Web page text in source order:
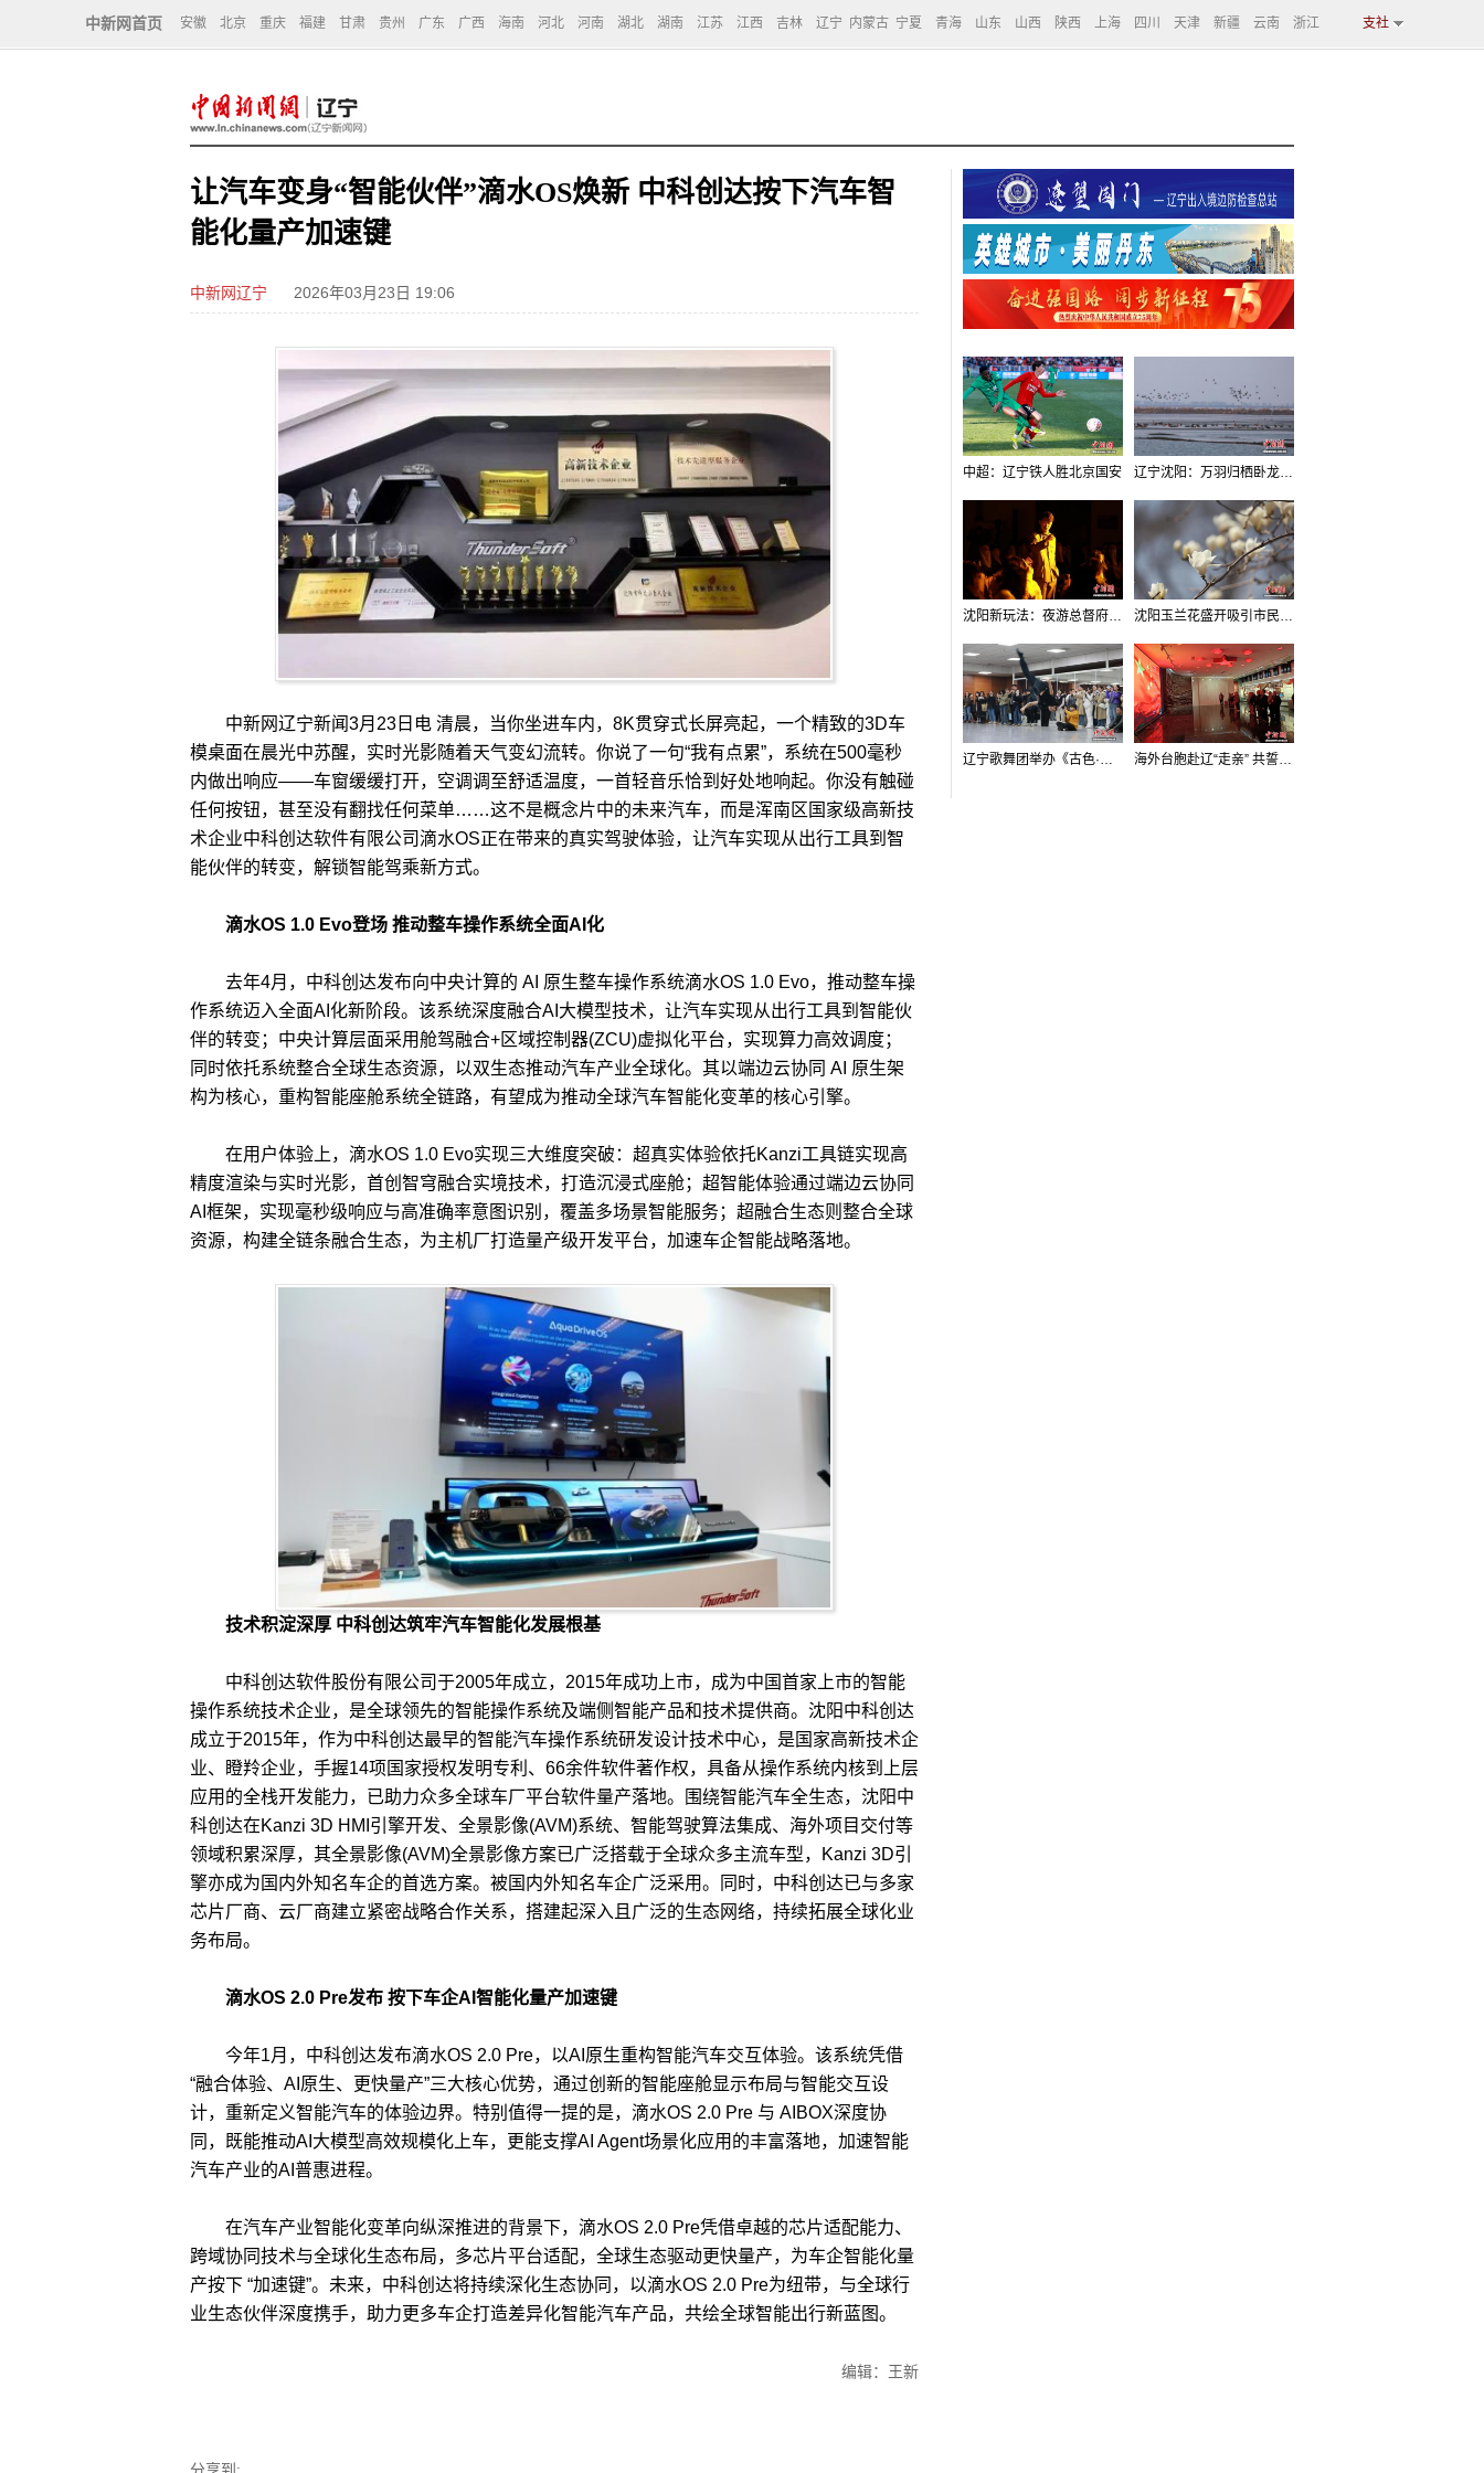
中新网首页 安徽 北京 重庆 福建 甘肃 贵州 广东 广西 海南 河北 河南 湖北 湖南 江苏 江西 吉林 辽宁 内蒙古 宁夏 青海 山东 山西 陕西 上海 四川 天津 新疆 云南 浙江 支社
让汽车变身“智能伙伴”滴水OS焕新 中科创达按下汽车智
能化量产加速键
中新网辽宁 2026年03月23日 19:06
中新网辽宁新闻3月23日电 清晨，当你坐进车内，8K贯穿式长屏亮起，一个精致的3D车
模桌面在晨光中苏醒，实时光影随着天气变幻流转。你说了一句“我有点累”，系统在500毫秒
内做出响应——车窗缓缓打开，空调调至舒适温度，一首轻音乐恰到好处地响起。你没有触碰
任何按钮，甚至没有翻找任何菜单……这不是概念片中的未来汽车，而是浑南区国家级高新技
术企业中科创达软件有限公司滴水OS正在带来的真实驾驶体验，让汽车实现从出行工具到智
能伙伴的转变，解锁智能驾乘新方式。
滴水OS 1.0 Evo登场 推动整车操作系统全面AI化
去年4月，中科创达发布向中央计算的 AI 原生整车操作系统滴水OS 1.0 Evo，推动整车操
作系统迈入全面AI化新阶段。该系统深度融合AI大模型技术，让汽车实现从出行工具到智能伙
伴的转变；中央计算层面采用舱驾融合+区域控制器(ZCU)虚拟化平台，实现算力高效调度；
同时依托系统整合全球生态资源，以双生态推动汽车产业全球化。其以端边云协同 AI 原生架
构为核心，重构智能座舱系统全链路，有望成为推动全球汽车智能化变革的核心引擎。
在用户体验上，滴水OS 1.0 Evo实现三大维度突破：超真实体验依托Kanzi工具链实现高
精度渲染与实时光影，首创智穹融合实境技术，打造沉浸式座舱；超智能体验通过端边云协同
AI框架，实现毫秒级响应与高准确率意图识别，覆盖多场景智能服务；超融合生态则整合全球
资源，构建全链条融合生态，为主机厂打造量产级开发平台，加速车企智能战略落地。
技术积淀深厚 中科创达筑牢汽车智能化发展根基
中科创达软件股份有限公司于2005年成立，2015年成功上市，成为中国首家上市的智能
操作系统技术企业，是全球领先的智能操作系统及端侧智能产品和技术提供商。沈阳中科创达
成立于2015年，作为中科创达最早的智能汽车操作系统研发设计技术中心，是国家高新技术企
业、瞪羚企业，手握14项国家授权发明专利、66余件软件著作权，具备从操作系统内核到上层
应用的全栈开发能力，已助力众多全球车厂平台软件量产落地。围绕智能汽车全生态，沈阳中
科创达在Kanzi 3D HMI引擎开发、全景影像(AVM)系统、智能驾驶算法集成、海外项目交付等
领域积累深厚，其全景影像(AVM)全景影像方案已广泛搭载于全球众多主流车型，Kanzi 3D引
擎亦成为国内外知名车企的首选方案。被国内外知名车企广泛采用。同时，中科创达已与多家
芯片厂商、云厂商建立紧密战略合作关系，搭建起深入且广泛的生态网络，持续拓展全球化业
务布局。
滴水OS 2.0 Pre发布 按下车企AI智能化量产加速键
今年1月，中科创达发布滴水OS 2.0 Pre，以AI原生重构智能汽车交互体验。该系统凭借
“融合体验、AI原生、更快量产”三大核心优势，通过创新的智能座舱显示布局与智能交互设
计，重新定义智能汽车的体验边界。特别值得一提的是，滴水OS 2.0 Pre 与 AIBOX深度协
同，既能推动AI大模型高效规模化上车，更能支撑AI Agent场景化应用的丰富落地，加速智能
汽车产业的AI普惠进程。
在汽车产业智能化变革向纵深推进的背景下，滴水OS 2.0 Pre凭借卓越的芯片适配能力、
跨域协同技术与全球化生态布局，多芯片平台适配，全球生态驱动更快量产，为车企智能化量
产按下 “加速键”。未来，中科创达将持续深化生态协同，以滴水OS 2.0 Pre为纽带，与全球行
业生态伙伴深度携手，助力更多车企打造差异化智能汽车产品，共绘全球智能出行新蓝图。
编辑：王新
中超：辽宁铁人胜北京国安 辽宁沈阳：万羽归栖卧龙湖看群鸟齐飞
沈阳新玩法：夜游总督府，当一回“赴宴者” 沈阳玉兰花盛开吸引市民打卡
辽宁歌舞团举办《古色·国宝辽宁》排练开放日活动 海外台胞赴辽“走亲” 共誓“和平初心”